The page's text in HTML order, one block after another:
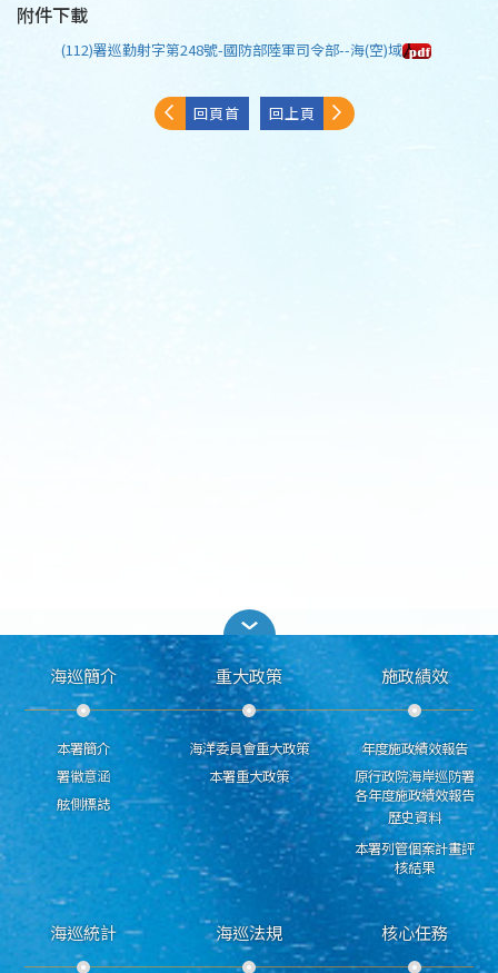
附件下載
(112)署巡勤射字第248號-國防部陸軍司令部--海(空)域
回頁首 回上頁
海巡簡介
本署簡介
署徽意涵
舷側標誌
重大政策
海洋委員會重大政策
本署重大政策
施政績效
年度施政績效報告
原行政院海岸巡防署
各年度施政績效報告
歷史資料
本署列管個案計畫評
核結果
海巡統計 海巡法規 核心任務